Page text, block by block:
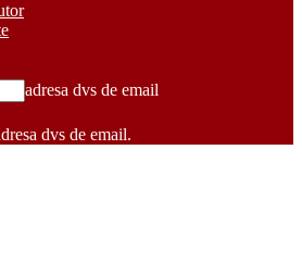
adresa dvs de email
dvs de email.